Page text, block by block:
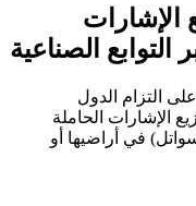
الإشارات
التوابع الصناعية
التزام الدول
الإشارات الحاملة
في أراضيها أو